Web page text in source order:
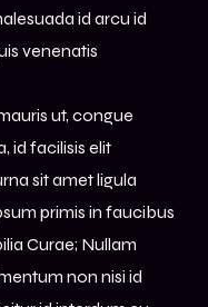
id arcu id
venenatis
ut, congue
id facilisis elit
sit amet ligula
primis in faucibus
Curae; Nullam
non nisi id